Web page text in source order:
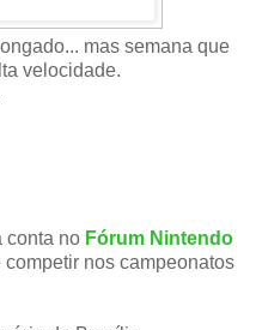
mas semana que
velocidade.
conta no Fórum Nintendo
nos campeonatos